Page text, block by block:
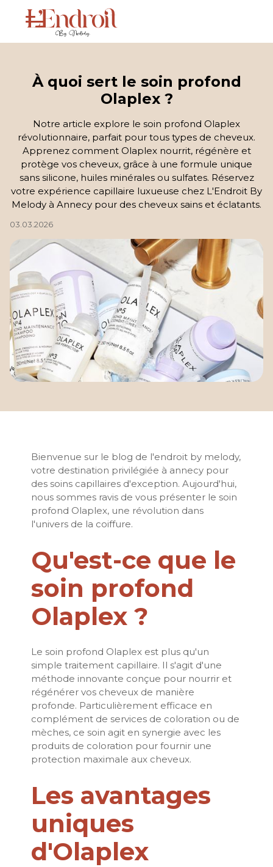
À quoi sert le soin profond
Olaplex ?
Notre article explore le soin profond Olaplex
révolutionnaire, parfait pour tous types de cheveux.
Apprenez comment Olaplex nourrit, régénère et
protège vos cheveux, grâce à une formule unique
sans silicone, huiles minérales ou sulfates. Réservez
votre expérience capillaire luxueuse chez L'Endroit By
Melody à Annecy pour des cheveux sains et éclatants.
03.03.2026
Bienvenue sur le blog de l'endroit by melody,
votre destination privilégiée à annecy pour
des soins capillaires d'exception. Aujourd'hui,
nous sommes ravis de vous présenter le soin
profond Olaplex, une révolution dans
l'univers de la coiffure.
Qu'est-ce que le
soin profond
Olaplex ?
Le soin profond Olaplex est plus qu'un
simple traitement capillaire. Il s'agit d'une
méthode innovante conçue pour nourrir et
régénérer vos cheveux de manière
profonde. Particulièrement efficace en
complément de services de coloration ou de
mèches, ce soin agit en synergie avec les
produits de coloration pour fournir une
protection maximale aux cheveux.
Les avantages
uniques
d'Olaplex